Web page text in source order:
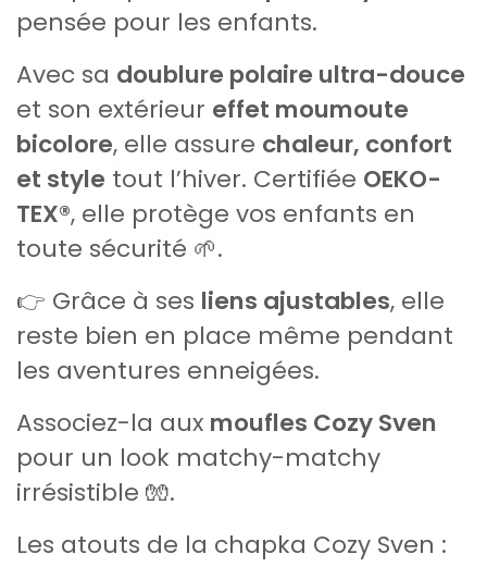
pensée pour les enfants.
Avec sa doublure polaire ultra-douce
et son extérieur effet moumoute
bicolore, elle assure chaleur, confort
et style tout l’hiver. Certifiée OEKO-
TEX®, elle protège vos enfants en
toute sécurité 🌱.
👉 Grâce à ses liens ajustables, elle
reste bien en place même pendant
les aventures enneigées.
Associez-la aux moufles Cozy Sven
pour un look matchy-matchy
irrésistible 🧤.
Les atouts de la chapka Cozy Sven :